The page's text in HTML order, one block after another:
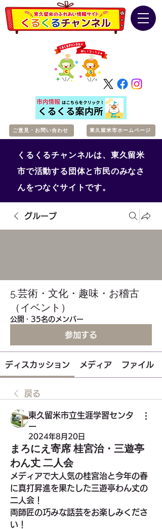
ご意見・お問い合わせ 東久留米市ホームページ
くるくるチャンネルは、東久留米
市で活動する団体と市民のみなさ
んをつなぐサイトです。
グループ
5.芸術・文化・趣味・お稽古
（イベント）
公開 · 35名のメンバー
参加する
ディスカッション メディア ファイル
戻る
東久留米市立生涯学習センタ
ー
2024年8月20日
まろにえ寄席 桂宮治・三遊亭
わん丈 二人会
メディアで大人気の桂宮治と今年の春
に真打昇進を果たした三遊亭わん丈の
二人会！
両師匠の巧みな話芸をお楽しみくださ
い！